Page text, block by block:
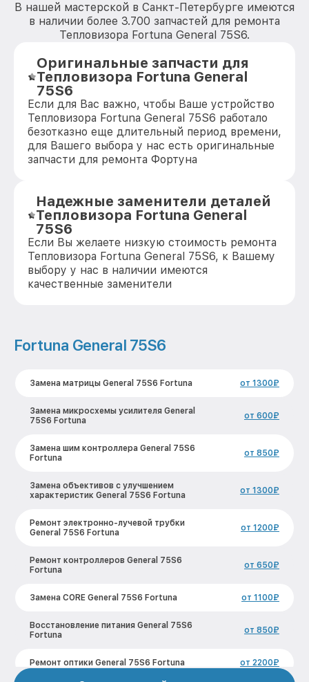
В нашей мастерской в Санкт-Петербурге имеются
в наличии более 3.700 запчастей для ремонта
Тепловизора Fortuna General 75S6.
Оригинальные запчасти для
Тепловизора Fortuna General
75S6
Если для Вас важно, чтобы Ваше устройство
Тепловизора Fortuna General 75S6 работало
безотказно еще длительный период времени,
для Вашего выбора у нас есть оригинальные
запчасти для ремонта Фортуна
Надежные заменители деталей
Тепловизора Fortuna General
75S6
Если Вы желаете низкую стоимость ремонта
Тепловизора Fortuna General 75S6, к Вашему
выбору у нас в наличии имеются
качественные заменители
Fortuna General 75S6
Замена матрицы General 75S6 Fortuna от 1300₽
Замена микросхемы усилителя General
75S6 Fortuna
от 600₽
Замена шим контроллера General 75S6
Fortuna
от 850₽
Замена объективов с улучшением
характеристик General 75S6 Fortuna
от 1300₽
Ремонт электронно-лучевой трубки
General 75S6 Fortuna
от 1200₽
Ремонт контроллеров General 75S6
Fortuna
от 650₽
Замена CORE General 75S6 Fortuna от 1100₽
Восстановление питания General 75S6
Fortuna
от 850₽
Ремонт оптики General 75S6 Fortuna от 2200₽